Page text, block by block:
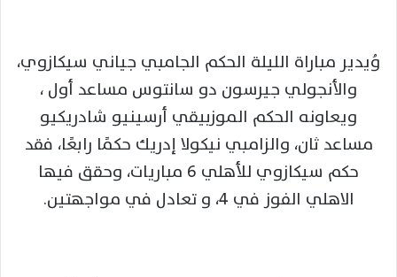
وُيدير مباراة الليلة الحكم الجامبي جياني سيكازوي،
والأنجولي جيرسون دو سانتوس مساعد أول ،
ويعاونه الحكم الموزبيقي أرسينيو شادريكيو
مساعد ثان، والزامبي نيكولا إدريك حكمًا رابعًا، فقد
حكم سيكازوي للأهلي 6 مباريات، وحقق فيها
الاهلي الفوز في 4، و تعادل في مواجهتين.